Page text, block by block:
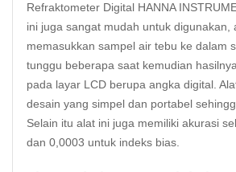
Refraktometer Digital HANNA
ini juga sangat mudah untuk digunakan,
memasukkan sampel air tebu ke dalam
tunggu beberapa saat kemudian
pada layar LCD berupa angka digital.
desain yang simpel dan portabel
Selain itu alat ini juga memiliki akurasi
dan 0,0003 untuk indeks bias.